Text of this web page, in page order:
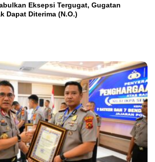
Eksepsi Tergugat, Gugatan
Dapat Diterima (N.O.)